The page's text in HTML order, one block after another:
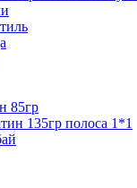
85гр
135гр полоса 1*1